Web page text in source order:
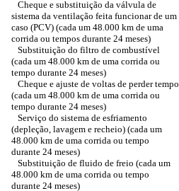
Cheque e substituição da válvula de
sistema da ventilação feita funcionar de um
caso (PCV) (cada um 48.000 km de uma
corrida ou tempos durante 24 meses)
Substituição do filtro de combustível
(cada um 48.000 km de uma corrida ou
tempo durante 24 meses)
Cheque e ajuste de voltas de perder tempo
(cada um 48.000 km de uma corrida ou
tempo durante 24 meses)
Serviço do sistema de esfriamento
(depleção, lavagem e recheio) (cada um
48.000 km de uma corrida ou tempo
durante 24 meses)
Substituição de fluido de freio (cada um
48.000 km de uma corrida ou tempo
durante 24 meses)